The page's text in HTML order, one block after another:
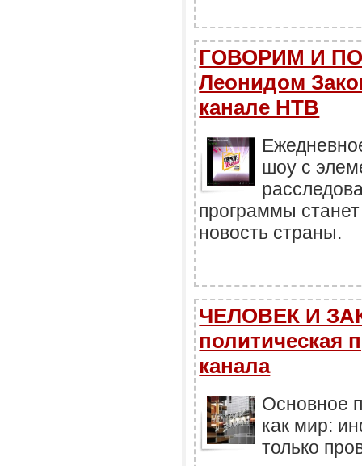
ГОВОРИМ И
Леонидом
канале НТВ
шоу с
программы
новость страны.
ЧЕЛОВЕК И
политическая
канала
Основное
как мир:
только